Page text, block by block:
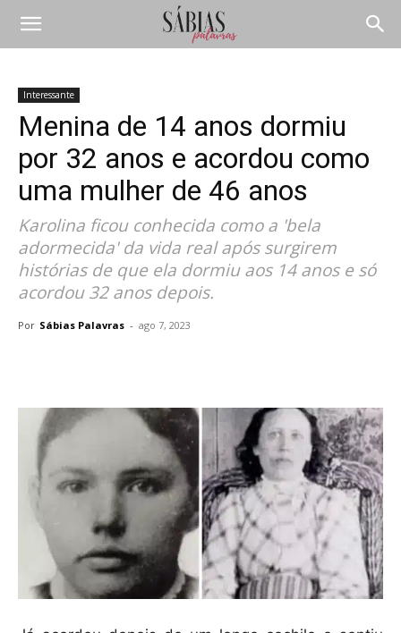
Interessante
Menina de 14 anos dormiu
por 32 anos e acordou como
uma mulher de 46 anos
Karolina ficou conhecida como a 'bela
adormecida' da vida real após surgirem
histórias de que ela dormiu aos 14 anos e só
acordou 32 anos depois.
Por Sábias Palavras - ago 7, 2023